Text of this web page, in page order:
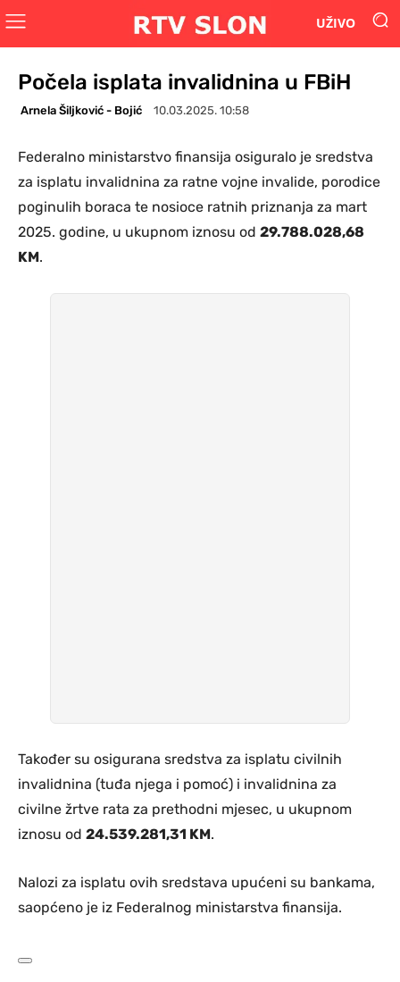
UŽIVO
Počela isplata invalidnina u FBiH
Arnela Šiljković - Bojić 10.03.2025. 10:58
Federalno ministarstvo finansija osiguralo je sredstva
za isplatu invalidnina za ratne vojne invalide, porodice
poginulih boraca te nosioce ratnih priznanja za mart
2025. godine, u ukupnom iznosu od 29.788.028,68
KM.
Također su osigurana sredstva za isplatu civilnih
invalidnina (tuđa njega i pomoć) i invalidnina za
civilne žrtve rata za prethodni mjesec, u ukupnom
iznosu od 24.539.281,31 KM.
Nalozi za isplatu ovih sredstava upućeni su bankama,
saopćeno je iz Federalnog ministarstva finansija.